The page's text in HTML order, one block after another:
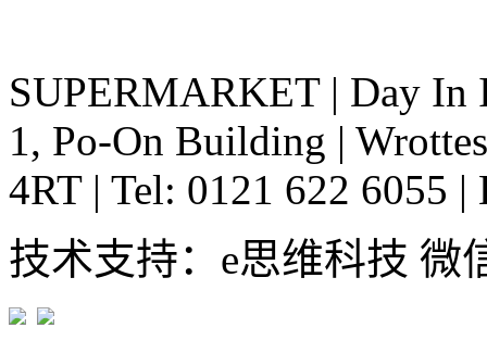
SUPERMARKET | Day In
1, Po-On Building |
4RT | Tel: 0121 622 6055 |
技术支持：e思维科技 微